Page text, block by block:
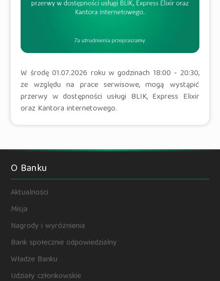
W środę 01.07.2026 roku w godzinach 18:00 - 20:30,
ze względu na prace serwisowe, mogą wystąpić
przerwy w dostępności usługi BLIK, Express Elixir
oraz Kantora internetowego.
O Banku
Aktualności
Misja
Nagrody i wyróżnienia
Bank społecznie odpowiedzialny
Władze Banku
Udziały członkowskie